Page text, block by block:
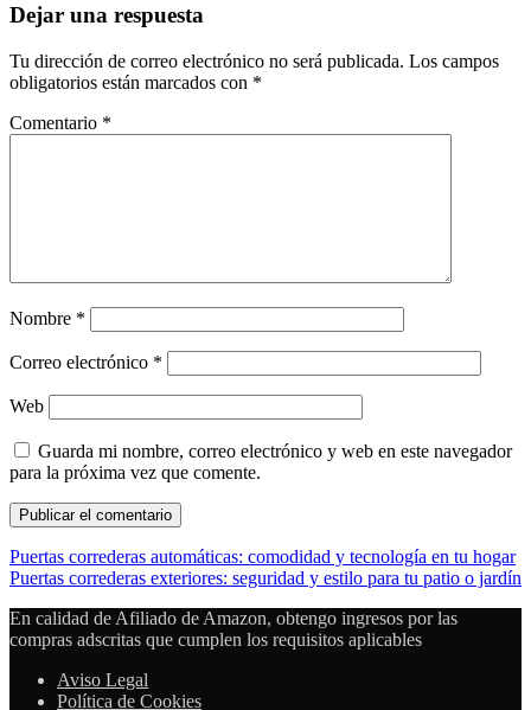
Dejar una respuesta
Tu dirección de correo electrónico no será publicada. Los campos
obligatorios están marcados con *
Comentario *
Nombre *
Correo electrónico *
Web
Guarda mi nombre, correo electrónico y web en este navegador
para la próxima vez que comente.
Puertas correderas automáticas: comodidad y tecnología en tu hogar
Puertas correderas exteriores: seguridad y estilo para tu patio o jardín
En calidad de Afiliado de Amazon, obtengo ingresos por las
compras adscritas que cumplen los requisitos aplicables
Aviso Legal
Política de Cookies